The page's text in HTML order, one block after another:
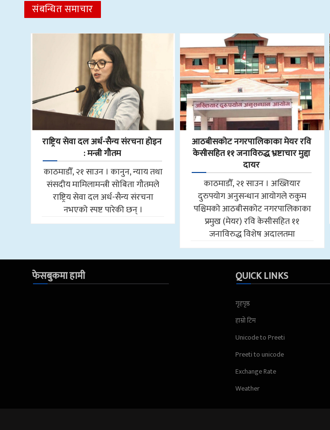
संबन्धित समाचार
राष्ट्रिय सेवा दल अर्ध-सैन्य संरचना होइन
: मन्त्री गौतम
काठमाडौँ, २१ साउन । कानुन, न्याय तथा
संसदीय मामिलामन्त्री सोबिता गौतमले
राष्ट्रिय सेवा दल अर्ध-सैन्य संरचना
नभएको स्पष्ट पारेकी छन् ।
आठबीसकोट नगरपालिकाका मेयर रवि
केसीसहित ११ जनाविरुद्ध भ्रष्टाचार मुद्दा
दायर
काठमाडौँ, २१ साउन । अख्तियार
दुरुपयोग अनुसन्धान आयोगले रुकुम
पश्चिमको आठबीसकोट नगरपालिकाका
प्रमुख (मेयर) रवि केसीसहित ११
जनाविरुद्ध विशेष अदालतमा
फेसबुकमा हामी QUICK LINKS
गृहपृष्ठ
हाम्रो टिम
Unicode to Preeti
Preeti to unicode
Exchange Rate
Weather